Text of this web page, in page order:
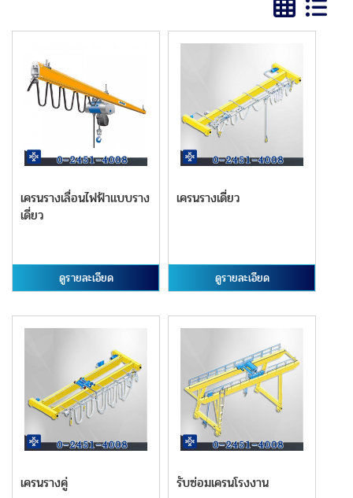
เครนรางเลื่อนไฟฟ้าแบบราง
เดี่ยว
ดูรายละเอียด
เครนรางเดี่ยว
ดูรายละเอียด
เครนรางคู่ รับซ่อมเครนโรงงาน